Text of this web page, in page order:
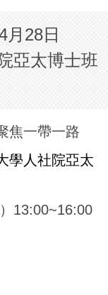
月28日
亞太博士班
焦一帶一路
學 人社院亞太
13:00~16:00